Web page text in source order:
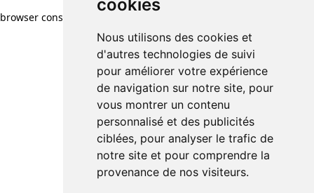
cookies
Nous utilisons des cookies et
d'autres technologies de suivi
pour améliorer votre expérience
de navigation sur notre site, pour
vous montrer un contenu
personnalisé et des publicités
ciblées, pour analyser le trafic de
notre site et pour comprendre la
provenance de nos visiteurs.
browser console for more information)